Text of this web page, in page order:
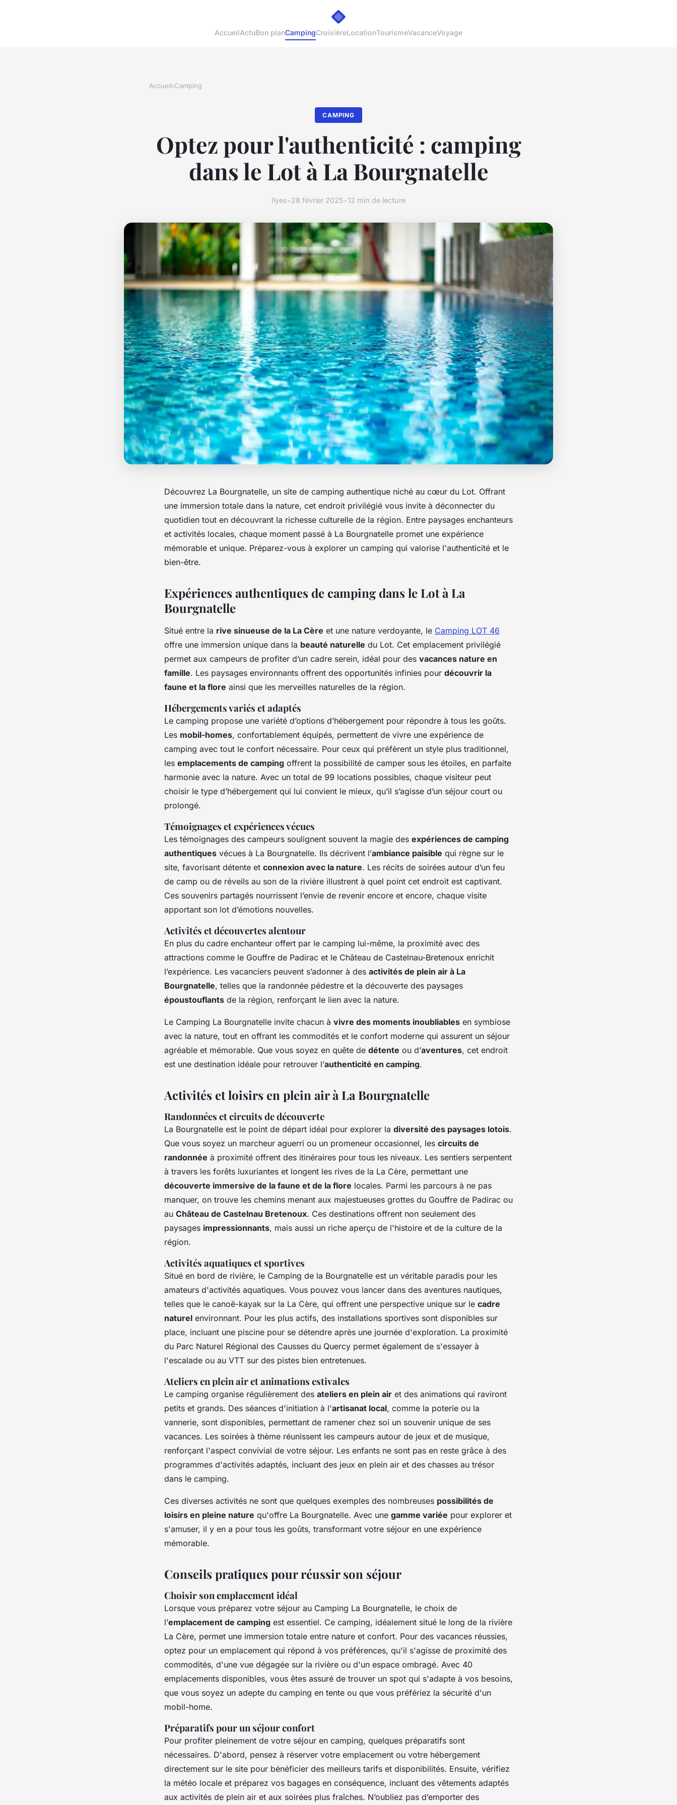
AccueilActuBon planCampingCroisièreLocationTourismeVacanceVoyage
Accueil›Camping
CAMPING
Optez pour l'authenticité : camping
dans le Lot à La Bourgnatelle
Ilyes•28 février 2025•12 min de lecture
Découvrez La Bourgnatelle, un site de camping authentique niché au cœur du Lot. Offrant
une immersion totale dans la nature, cet endroit privilégié vous invite à déconnecter du
quotidien tout en découvrant la richesse culturelle de la région. Entre paysages enchanteurs
et activités locales, chaque moment passé à La Bourgnatelle promet une expérience
mémorable et unique. Préparez-vous à explorer un camping qui valorise l'authenticité et le
bien-être.
Expériences authentiques de camping dans le Lot à La
Bourgnatelle
Situé entre la rive sinueuse de la La Cère et une nature verdoyante, le Camping LOT 46
offre une immersion unique dans la beauté naturelle du Lot. Cet emplacement privilégié
permet aux campeurs de profiter d’un cadre serein, idéal pour des vacances nature en
famille. Les paysages environnants offrent des opportunités infinies pour découvrir la
faune et la flore ainsi que les merveilles naturelles de la région.
Hébergements variés et adaptés
Le camping propose une variété d’options d’hébergement pour répondre à tous les goûts.
Les mobil-homes, confortablement équipés, permettent de vivre une expérience de
camping avec tout le confort nécessaire. Pour ceux qui préfèrent un style plus traditionnel,
les emplacements de camping offrent la possibilité de camper sous les étoiles, en parfaite
harmonie avec la nature. Avec un total de 99 locations possibles, chaque visiteur peut
choisir le type d’hébergement qui lui convient le mieux, qu’il s’agisse d’un séjour court ou
prolongé.
Témoignages et expériences vécues
Les témoignages des campeurs soulignent souvent la magie des expériences de camping
authentiques vécues à La Bourgnatelle. Ils décrivent l’ambiance paisible qui règne sur le
site, favorisant détente et connexion avec la nature. Les récits de soirées autour d’un feu
de camp ou de réveils au son de la rivière illustrent à quel point cet endroit est captivant.
Ces souvenirs partagés nourrissent l’envie de revenir encore et encore, chaque visite
apportant son lot d’émotions nouvelles.
Activités et découvertes alentour
En plus du cadre enchanteur offert par le camping lui-même, la proximité avec des
attractions comme le Gouffre de Padirac et le Château de Castelnau-Bretenoux enrichit
l’expérience. Les vacanciers peuvent s’adonner à des activités de plein air à La
Bourgnatelle, telles que la randonnée pédestre et la découverte des paysages
époustouflants de la région, renforçant le lien avec la nature.
Le Camping La Bourgnatelle invite chacun à vivre des moments inoubliables en symbiose
avec la nature, tout en offrant les commodités et le confort moderne qui assurent un séjour
agréable et mémorable. Que vous soyez en quête de détente ou d’aventures, cet endroit
est une destination idéale pour retrouver l’authenticité en camping.
Activités et loisirs en plein air à La Bourgnatelle
Randonnées et circuits de découverte
La Bourgnatelle est le point de départ idéal pour explorer la diversité des paysages lotois.
Que vous soyez un marcheur aguerri ou un promeneur occasionnel, les circuits de
randonnée à proximité offrent des itinéraires pour tous les niveaux. Les sentiers serpentent
à travers les forêts luxuriantes et longent les rives de la La Cère, permettant une
découverte immersive de la faune et de la flore locales. Parmi les parcours à ne pas
manquer, on trouve les chemins menant aux majestueuses grottes du Gouffre de Padirac ou
au Château de Castelnau Bretenoux. Ces destinations offrent non seulement des
paysages impressionnants, mais aussi un riche aperçu de l'histoire et de la culture de la
région.
Activités aquatiques et sportives
Situé en bord de rivière, le Camping de la Bourgnatelle est un véritable paradis pour les
amateurs d'activités aquatiques. Vous pouvez vous lancer dans des aventures nautiques,
telles que le canoë-kayak sur la La Cère, qui offrent une perspective unique sur le cadre
naturel environnant. Pour les plus actifs, des installations sportives sont disponibles sur
place, incluant une piscine pour se détendre après une journée d'exploration. La proximité
du Parc Naturel Régional des Causses du Quercy permet également de s'essayer à
l'escalade ou au VTT sur des pistes bien entretenues.
Ateliers en plein air et animations estivales
Le camping organise régulièrement des ateliers en plein air et des animations qui raviront
petits et grands. Des séances d'initiation à l'artisanat local, comme la poterie ou la
vannerie, sont disponibles, permettant de ramener chez soi un souvenir unique de ses
vacances. Les soirées à thème réunissent les campeurs autour de jeux et de musique,
renforçant l'aspect convivial de votre séjour. Les enfants ne sont pas en reste grâce à des
programmes d'activités adaptés, incluant des jeux en plein air et des chasses au trésor
dans le camping.
Ces diverses activités ne sont que quelques exemples des nombreuses possibilités de
loisirs en pleine nature qu'offre La Bourgnatelle. Avec une gamme variée pour explorer et
s'amuser, il y en a pour tous les goûts, transformant votre séjour en une expérience
mémorable.
Conseils pratiques pour réussir son séjour
Choisir son emplacement idéal
Lorsque vous préparez votre séjour au Camping La Bourgnatelle, le choix de
l’emplacement de camping est essentiel. Ce camping, idéalement situé le long de la rivière
La Cère, permet une immersion totale entre nature et confort. Pour des vacances réussies,
optez pour un emplacement qui répond à vos préférences, qu'il s'agisse de proximité des
commodités, d'une vue dégagée sur la rivière ou d'un espace ombragé. Avec 40
emplacements disponibles, vous êtes assuré de trouver un spot qui s'adapte à vos besoins,
que vous soyez un adepte du camping en tente ou que vous préfériez la sécurité d'un
mobil-home.
Préparatifs pour un séjour confort
Pour profiter pleinement de votre séjour en camping, quelques préparatifs sont
nécessaires. D'abord, pensez à réserver votre emplacement ou votre hébergement
directement sur le site pour bénéficier des meilleurs tarifs et disponibilités. Ensuite, vérifiez
la météo locale et préparez vos bagages en conséquence, incluant des vêtements adaptés
aux activités de plein air et aux soirées plus fraîches. N’oubliez pas d’emporter des